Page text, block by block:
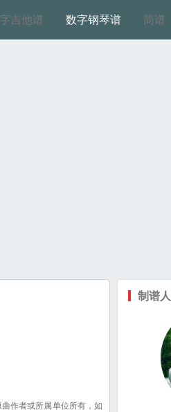
吉他谱 数字钢琴谱 简谱
作者或所属单位所有，如
制谱人